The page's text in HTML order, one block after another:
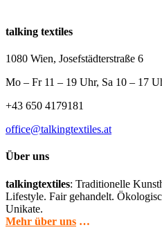
talking textiles
1080 Wien, Josefstädterstraße 6
Mo – Fr 11 – 19 Uhr, Sa 10 – 17
+43 650 4179181
office@talkingtextiles.at
Über uns
talkingtextiles: Traditionelle
Lifestyle. Fair gehandelt.
Unikate.
Mehr über uns …